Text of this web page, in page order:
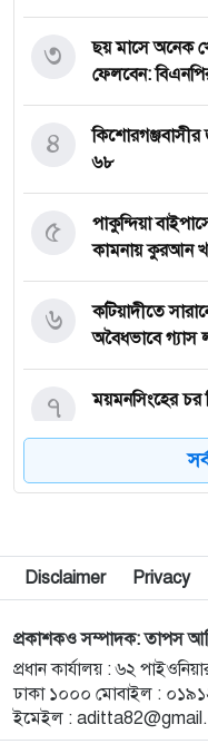
ছয় মাসে অনেক
ফেলবেন:
৩
কিশোরগঞ্জবাসীর
৬৮
৪
পাকুন্দিয়া
কামনায় কুরআন
৫
কটিয়াদীতে
অবৈধভাবে গ্যাস
৬
ময়মনসিংহের চর
৭
জুলাই যোদ্ধাদের
৮
মামলার ভয়
সম্মেলন
৯
কেন্দুয়ায় শহীদ
সভা ও কুইজ
১০
Disclaimer Privacy
প্রকাশকও সম্পাদক: তাপস
প্রধান কার্যালয় : ৬২
ঢাকা ১০০০ মোবাইল :
ইমেইল :